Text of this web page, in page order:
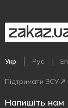
Укр Рус
Підтримати ЗСУ
Напишіть нам